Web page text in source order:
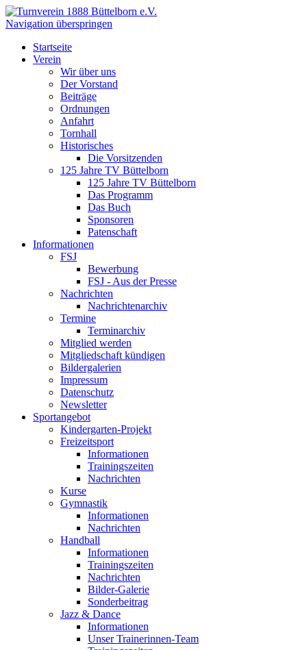
Navigation überspringen
Startseite
Verein
Wir über uns
Der Vorstand
Beiträge
Ordnungen
Anfahrt
Tornhall
Historisches
Die Vorsitzenden
125 Jahre TV Büttelborn
125 Jahre TV Büttelborn
Das Programm
Das Buch
Sponsoren
Patenschaft
Informationen
FSJ
Bewerbung
FSJ - Aus der Presse
Nachrichten
Nachrichtenarchiv
Termine
Terminarchiv
Mitglied werden
Mitgliedschaft kündigen
Bildergalerien
Impressum
Datenschutz
Newsletter
Sportangebot
Kindergarten-Projekt
Freizeitsport
Informationen
Trainingszeiten
Nachrichten
Kurse
Gymnastik
Informationen
Nachrichten
Handball
Informationen
Trainingszeiten
Nachrichten
Bilder-Galerie
Sonderbeitrag
Jazz & Dance
Informationen
Unser Trainerinnen-Team